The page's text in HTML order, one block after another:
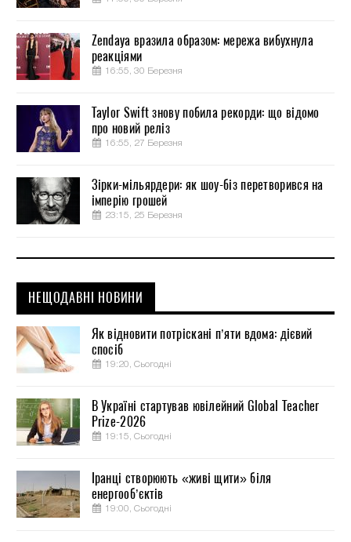
Zendaya вразила образом: мережа вибухнула
реакціями
16:55, 30 Березня
Taylor Swift знову побила рекорди: що відомо
про новий реліз
16:55, 27 Березня
Зірки-мільярдери: як шоу-біз перетворився на
імперію грошей
23:15, 25 Березня
НЕЩОДАВНІ НОВИНИ
Як відновити потріскані п’яти вдома: дієвий
спосіб
19:20, Сьогодні
В Україні стартував ювілейний Global Teacher
Prize-2026
19:15, Сьогодні
Іранці створюють «живі щити» біля
енергооб’єктів
19:00, Сьогодні